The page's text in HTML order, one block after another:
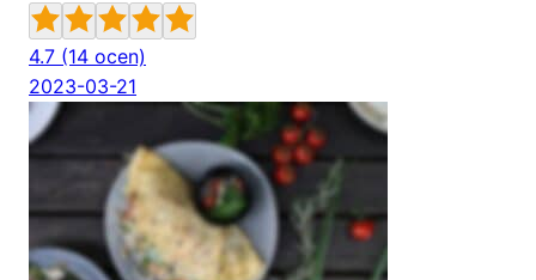
4.7 (14 ocen)
2023-03-21